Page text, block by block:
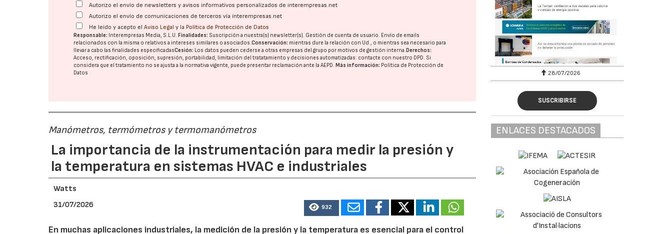
Autorizo el envío de newsletters y avisos informativos personalizados de interempresas.net
Autorizo el envío de comunicaciones de terceros vía interempresas.net
He leído y acepto elAviso Legal y la Política de Protección de Datos
Responsable: Interempresas Media, S.L.U.Finalidades: Suscripción a nuestra(s) newsletter(s). Gestión de cuenta de usuario. Envío de emails
relacionados con la misma o relativos a intereses similares o asociados.Conservación: mientras dure la relación con Ud., o mientras sea necesario para
llevar a cabo las finalidades especificadasCesión: Los datos pueden cederse a otras empresas del grupo por motivos de gestión interna.Derechos:
Acceso, rectificación, oposición, supresión, portabilidad, limitación del tratatamiento y decisiones automatizadas: contacte con nuestro DPD. Si
considera que el tratamiento no se ajusta a la normativa vigente, puede presentar reclamación ante laAEPD.Más información: Política de Protección de
Datos
Manómetros, termómetros y termomanómetros
La importancia de la instrumentación para medir la presión y
la temperatura en sistemas HVAC e industriales
Watts
31/07/2026
932
En muchas aplicaciones industriales, la medición de la presión y la temperatura es esencial para el control
28/07/2026
SUSCRIBIRSE
ENLACES DESTACADOS